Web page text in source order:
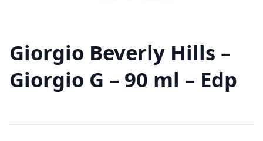
Giorgio Beverly Hills –
Giorgio G – 90 ml – Edp